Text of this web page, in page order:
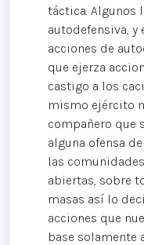
táctica. Algunos
autodefensiva, y
acciones de
que ejerza
castigo a los
mismo ejército
compañero que
alguna ofensa
las
abiertas, sobre
masas así lo
acciones que
base solamente